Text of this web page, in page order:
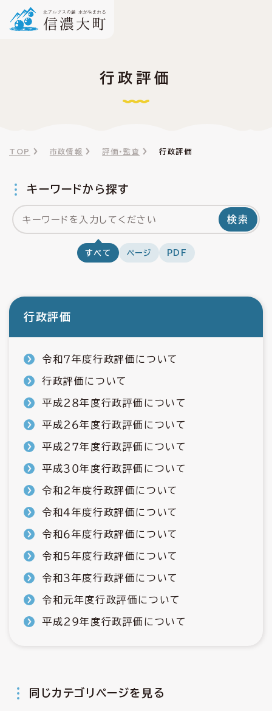
行政評価
TOP 市政情報 評価・監査 行政評価
キーワードから探す
検索
すべて ページ PDF
行政評価
令和７年度行政評価について
行政評価について
平成２８年度行政評価について
平成２６年度行政評価について
平成２７年度行政評価について
平成３０年度行政評価について
令和２年度行政評価について
令和４年度行政評価について
令和６年度行政評価について
令和５年度行政評価について
令和３年度行政評価について
令和元年度行政評価について
平成２９年度行政評価について
同じカテゴリページを見る